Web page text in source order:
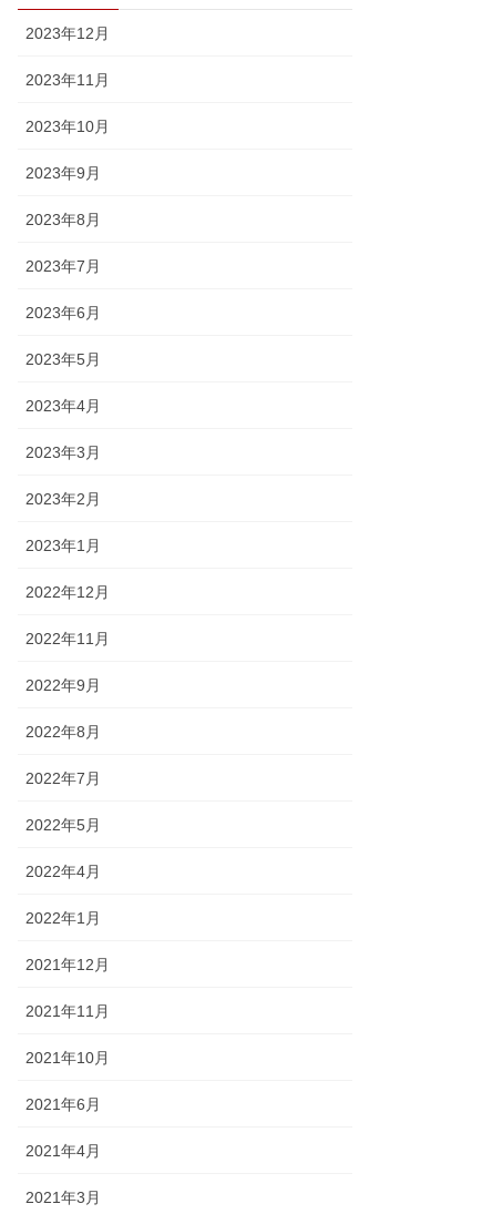
2023年12月
2023年11月
2023年10月
2023年9月
2023年8月
2023年7月
2023年6月
2023年5月
2023年4月
2023年3月
2023年2月
2023年1月
2022年12月
2022年11月
2022年9月
2022年8月
2022年7月
2022年5月
2022年4月
2022年1月
2021年12月
2021年11月
2021年10月
2021年6月
2021年4月
2021年3月